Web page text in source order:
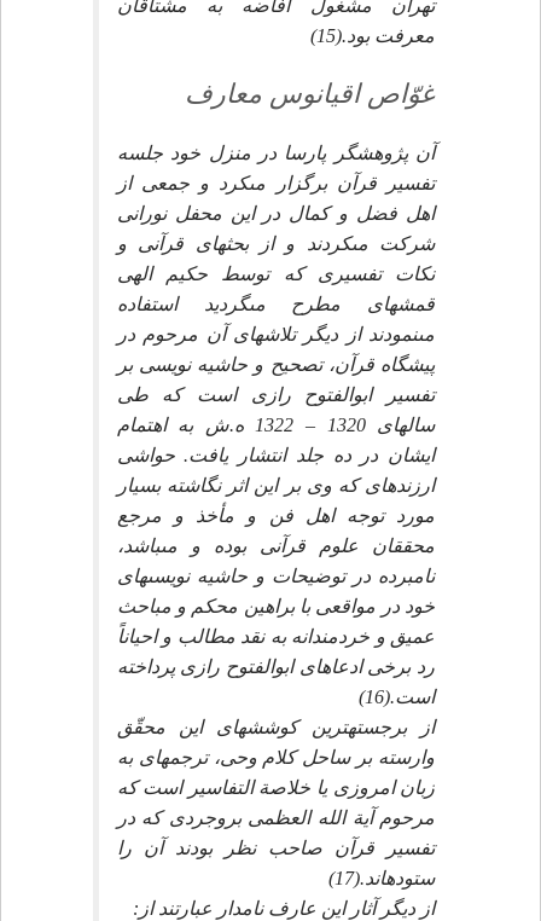
تهران مشغول افاضه به مشتاقان
معرفت بود.(15)
غوّاص اقيانوس معارف‏
آن پژوهشگر پارسا در منزل خود جلسه
تفسير قرآن برگزار مى‏كرد و جمعى از
اهل فضل و كمال در اين محفل نورانى
شركت مى‏كردند و از بحث‏هاى قرآنى و
نكات تفسيرى كه توسط حكيم الهى
قمشه‏اى مطرح مى‏گرديد استفاده
مى‏نمودند از ديگر تلاش‏هاى آن مرحوم در
پيشگاه قرآن، تصحيح و حاشيه نويسى بر
تفسير ابوالفتوح رازى است كه طى
سال‏هاى 1320 – 1322 ه.ش به اهتمام
ايشان در ده جلد انتشار يافت. حواشى
ارزنده‏اى كه وى بر اين اثر نگاشته بسيار
مورد توجه اهل فن و مأخذ و مرجع
محققان علوم قرآنى بوده و مى‏باشد،
نامبرده در توضيحات و حاشيه نويسى‏هاى
خود در مواقعى با براهين محكم و مباحث
عميق و خردمندانه به نقد مطالب و احياناً
رد برخى ادعاهاى ابوالفتوح رازى پرداخته
است.(16)
از برجسته‏ترين كوشش‏هاى اين محقّق
وارسته بر ساحل كلام وحى، ترجمه‏اى به
زبان امروزى يا خلاصة التفاسير است كه
مرحوم آية الله العظمى بروجردى كه در
تفسير قرآن صاحب نظر بودند آن را
ستوده‏اند.(17)
از ديگر آثار اين عارف نامدار عبارتند از: